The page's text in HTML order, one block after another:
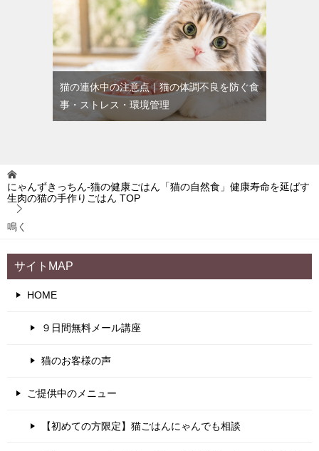
猫の連休中の注意点｜猫の体調不良を防ぐ食
事・ストレス・環境管理
にゃんずきっちん‐猫の健康ごはん「猫の自然食」健康寿命を延ばす
生肉の猫の手作りごはん TOP
鳴く
サイトMAP
HOME
９日間無料メール講座
猫のお客様の声
ご提供中のメニュー
【初めての方限定】猫ごはんにゃんでも相談